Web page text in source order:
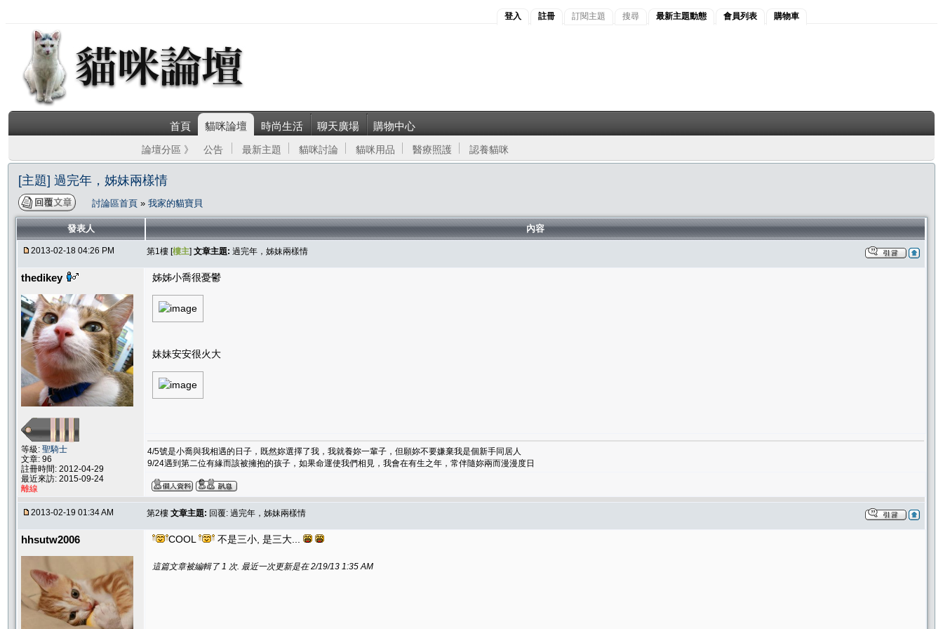
登入 註冊 訂閱主題 搜尋 最新主題動態 會員列表 購物車
首頁 貓咪論壇 時尚生活 聊天廣場 購物中心
論壇分區 》 公告 最新主題 貓咪討論 貓咪用品 醫療照護 認養貓咪
[主題] 過完年，姊妹兩樣情
討論區首頁 » 我家的貓寶貝
發表人 內容
2013-02-18 04:26 PM 第1樓 [樓主] 文章主題: 過完年，姊妹兩樣情
thedikey
等級: 聖騎士
文章: 96
註冊時間: 2012-04-29
最近來訪: 2015-09-24
離線
姊姊小喬很憂鬱
妹妹安安很火大
4/5號是小喬與我相遇的日子，既然妳選擇了我，我就養妳一輩子，但願妳不要嫌棄我是個新手同居人
9/24遇到第二位有緣而該被擁抱的孩子，如果命運使我們相見，我會在有生之年，常伴隨妳兩而漫漫度日
2013-02-19 01:34 AM 第2樓 文章主題: 回覆: 過完年，姊妹兩樣情
hhsutw2006 COOL 不是三小, 是三大...
這篇文章被編輯了 1 次. 最近一次更新是在 2/19/13 1:35 AM